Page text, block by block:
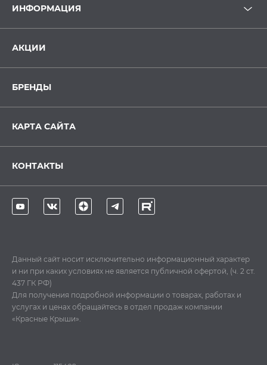
ИНФОРМАЦИЯ
АКЦИИ
БРЕНДЫ
КАРТА САЙТА
КОНТАКТЫ
Данный сайт носит исключительно информационный характер
и ни при каких условиях не является публичной офертой, (ч. 2 ст.
437 ГК РФ)
Для получения подробной информации о товарах, работах и
услугах и ценах обращайтесь в отдел продаж компании
«Красные Крыши».